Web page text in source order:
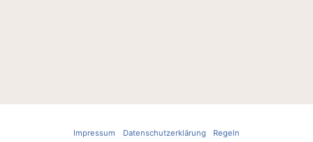
Impressum Datenschutzerklärung
Regeln